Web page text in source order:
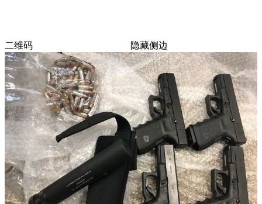
二维码 隐藏侧边